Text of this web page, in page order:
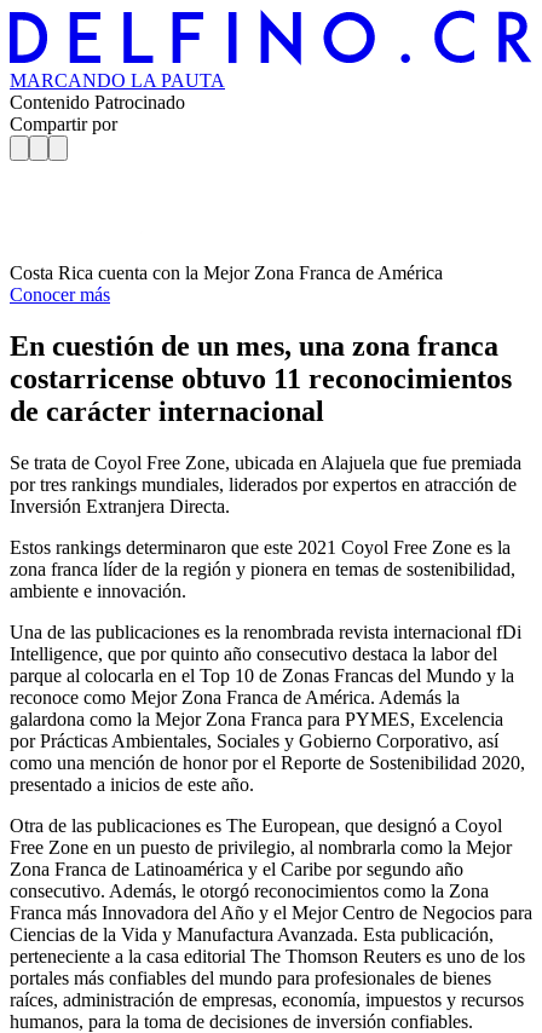
MARCANDO LA PAUTA
Contenido Patrocinado
Compartir por
Costa Rica cuenta con la Mejor Zona Franca de América
Conocer más
En cuestión de un mes, una zona franca
costarricense obtuvo 11 reconocimientos
de carácter internacional
Se trata de Coyol Free Zone, ubicada en Alajuela que fue premiada
por tres rankings mundiales, liderados por expertos en atracción de
Inversión Extranjera Directa.
Estos rankings determinaron que este 2021 Coyol Free Zone es la
zona franca líder de la región y pionera en temas de sostenibilidad,
ambiente e innovación.
Una de las publicaciones es la renombrada revista internacional fDi
Intelligence, que por quinto año consecutivo destaca la labor del
parque al colocarla en el Top 10 de Zonas Francas del Mundo y la
reconoce como Mejor Zona Franca de América. Además la
galardona como la Mejor Zona Franca para PYMES, Excelencia
por Prácticas Ambientales, Sociales y Gobierno Corporativo, así
como una mención de honor por el Reporte de Sostenibilidad 2020,
presentado a inicios de este año.
Otra de las publicaciones es The European, que designó a Coyol
Free Zone en un puesto de privilegio, al nombrarla como la Mejor
Zona Franca de Latinoamérica y el Caribe por segundo año
consecutivo. Además, le otorgó reconocimientos como la Zona
Franca más Innovadora del Año y el Mejor Centro de Negocios para
Ciencias de la Vida y Manufactura Avanzada. Esta publicación,
perteneciente a la casa editorial The Thomson Reuters es uno de los
portales más confiables del mundo para profesionales de bienes
raíces, administración de empresas, economía, impuestos y recursos
humanos, para la toma de decisiones de inversión confiables.